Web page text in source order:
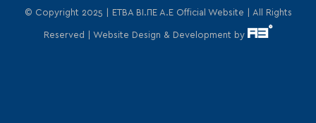
© Copyright 2025 | ΕΤΒΑ ΒΙ.ΠΕ Α.Ε Official Website | All Rights
Reserved | Website Design & Development by